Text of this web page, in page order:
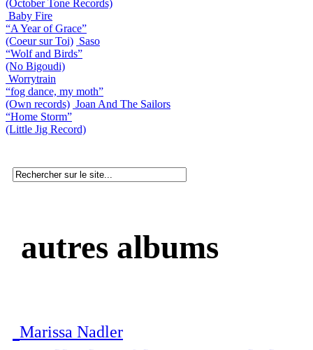
(October Tone Records)
Baby Fire
“A Year of Grace”
(Coeur sur Toi) Saso
“Wolf and Birds”
(No Bigoudi)
Worrytrain
“fog dance, my moth”
(Own records) Joan And The Sailors
“Home Storm”
(Little Jig Record)
autres albums
Marissa Nadler